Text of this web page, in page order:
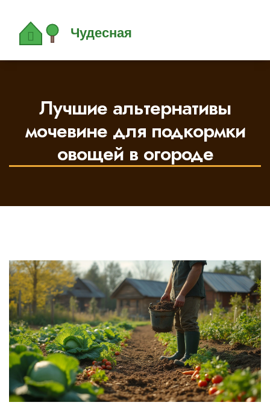
Лучшие альтернативы
мочевине для подкормки
овощей в огороде